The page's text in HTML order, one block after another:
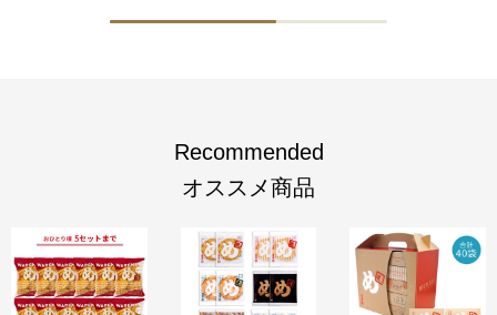
Recommended
オススメ商品